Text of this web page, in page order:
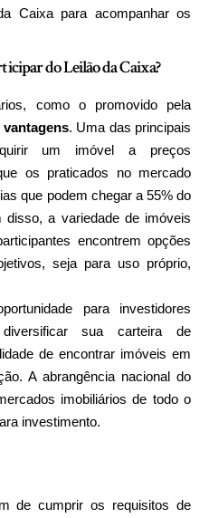
Caixa para acompanhar os
do Leilão da Caixa?
como o promovido pela
vantagens. Uma das principais
um imóvel a preços
os praticados no mercado
que podem chegar a 55% do
disso, a variedade de imóveis
encontrem opções
seja para uso próprio,
para investidores
sua carteira de
de encontrar imóveis em
A abrangência nacional do
imobiliários de todo o
investimento.
de cumprir os requisitos de